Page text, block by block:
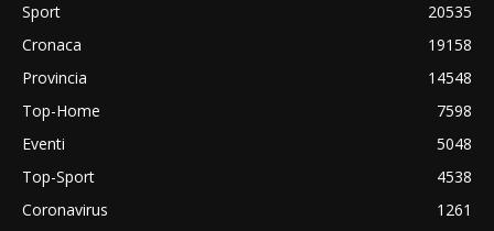
Sport
20535
Cronaca
19158
Provincia
14548
Top-Home
7598
Eventi
5048
Top-Sport
4538
Coronavirus
1261